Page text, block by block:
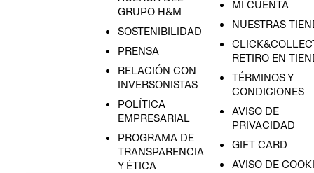
GRUPO H&M
SOSTENIBILIDAD
PRENSA
RELACIÓN CON
INVERSONISTAS
POLÍTICA
EMPRESARIAL
PROGRAMA DE
TRANSPARENCIA
Y ÉTICA
MI CUENTA
NUESTRAS
RETIRO EN
TÉRMINOS Y
CONDICIONES
AVISO DE
PRIVACIDAD
GIFT CARD
AVISO DE